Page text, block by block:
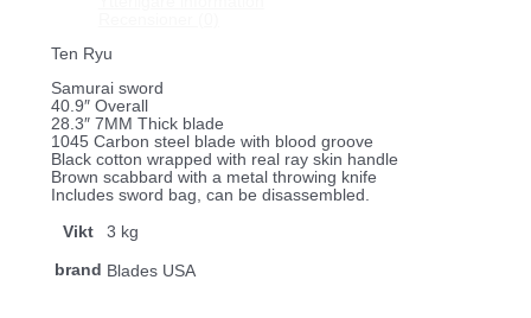
Ten Ryu
Samurai sword
40.9″ Overall
28.3″ 7MM Thick blade
1045 Carbon steel blade with blood groove
Black cotton wrapped with real ray skin handle
Brown scabbard with a metal throwing knife
Includes sword bag, can be disassembled.
Vikt 3 kg
brand Blades USA